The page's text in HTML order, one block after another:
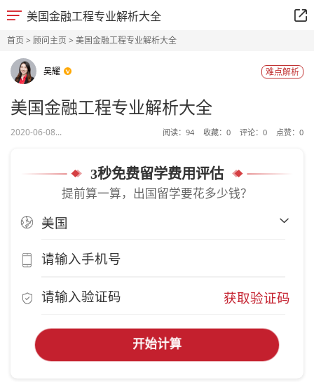
美国金融工程专业解析大全
首页> 顾问主页> 美国金融工程专业解析大全
吴耀 难点解析
美国金融工程专业解析大全
2020-06-08... 阅读： 94 收藏： 0 评论： 0 点赞： 0
3秒免费留学费用评估
提前算一算，出国留学要花多少钱？
获取验证码
开始计算